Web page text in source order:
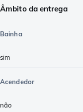
Âmbito da entrega
Bainha
sim
Acendedor
não